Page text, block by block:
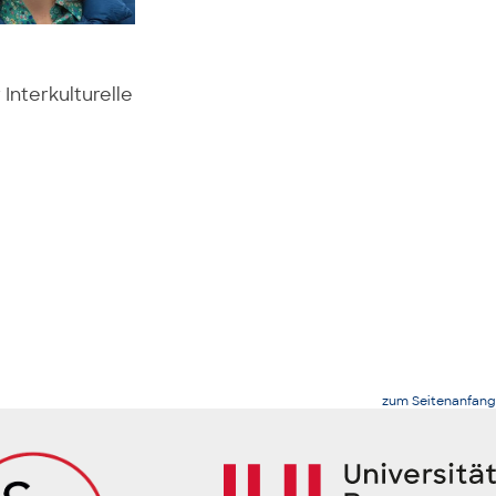
Interkulturelle
zum Seitenanfang